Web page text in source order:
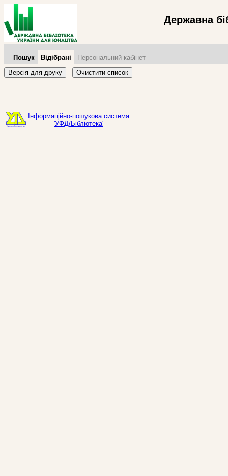
Державна
Пошук Відібрані
Персональний кабінет
Версія для друку
Очистити список
Інформаційно-пошукова система
'УФД/Бібліотека'